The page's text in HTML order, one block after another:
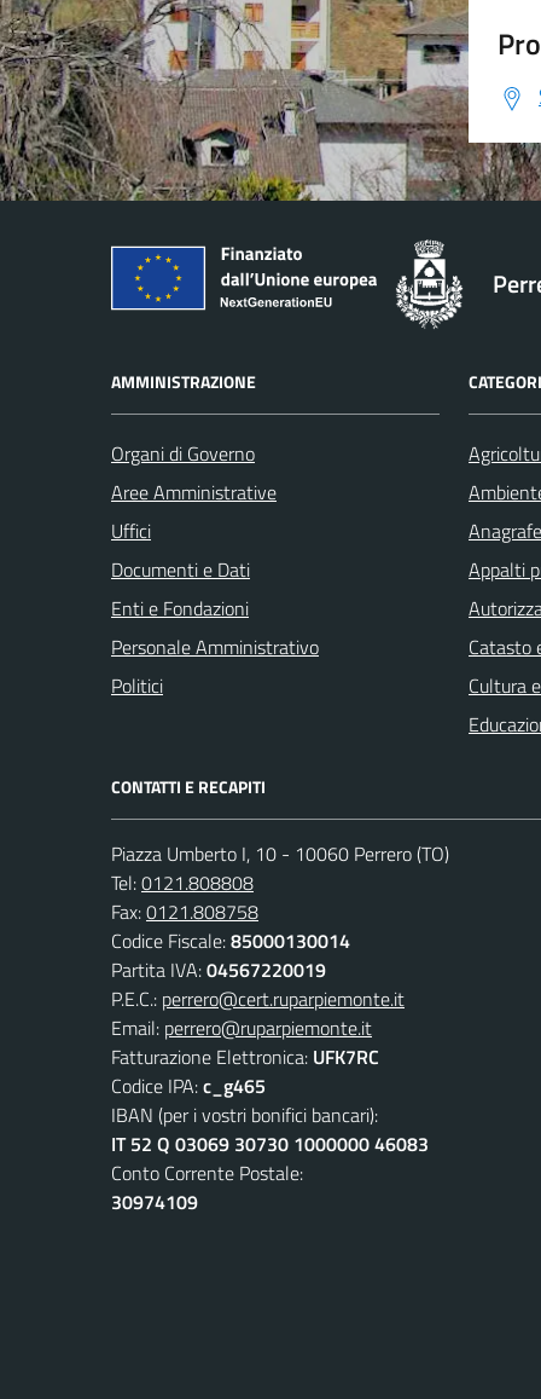
AMMINISTRAZIONE
Organi di Governo
Aree Amministrative
Uffici
Documenti e Dati
Enti e Fondazioni
Personale Amministrativo
Politici
Appalti
Catasto
Cultura
CONTATTI E RECAPITI
Piazza Umberto I, 10 - 10060 Perrero (TO)
Tel:0121.808808
Fax:0121.808758
Codice Fiscale:85000130014
Partita IVA:04567220019
P.E.C.: perrero@cert.ruparpiemonte.it
Email: perrero@ruparpiemonte.it
Fatturazione Elettronica: UFK7RC
Codice IPA:c_g465
IBAN (per i vostri bonifici bancari):
IT 52 Q 03069 30730 1000000 46083
Conto Corrente Postale:
30974109